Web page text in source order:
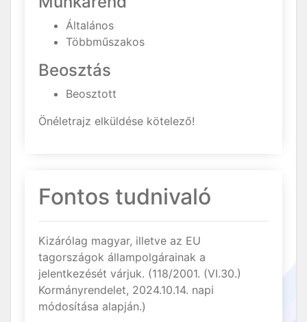
Általános
Többműszakos
Beosztás
Beosztott
Önéletrajz elküldése kötelező!
Fontos tudnivaló
Kizárólag magyar, illetve az EU
tagországok állampolgárainak a
jelentkezését várjuk. (118/2001. (VI.30.)
Kormányrendelet, 2024.10.14. napi
módosítása alapján.)